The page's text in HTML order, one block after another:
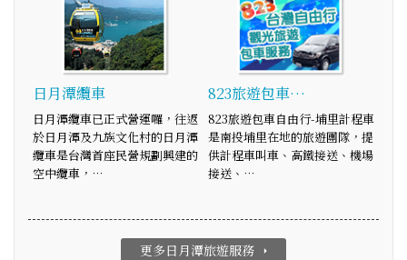
日月潭纜車
日月潭纜車已正式營運囉，往返
於日月潭及九族文化村的日月潭
纜車是台灣首座民營規劃興建的
空中纜車，…
823旅遊包車…
823旅遊包車自由行-埔里計程車
是南投埔里在地的旅遊團隊，提
供計程車叫車、高鐵接送、機場
接送、…
更多日月潭旅遊服務 arrow_right